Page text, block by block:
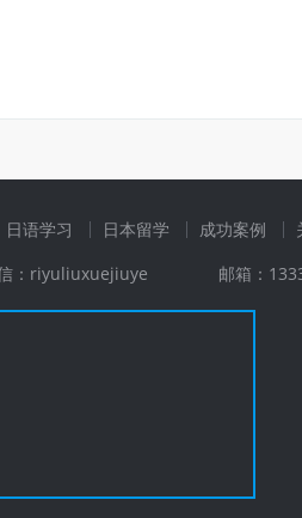
日语学习 日本留学 成功案例
：riyuliuxuejiuye 邮箱：